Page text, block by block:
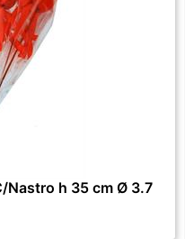
Nastro h 35 cm Ø 3.7